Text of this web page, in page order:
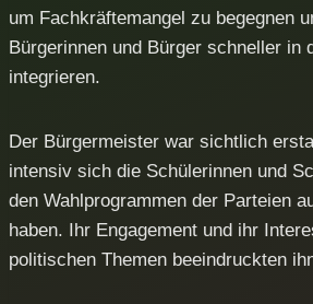
um Fachkräftemangel zu begegnen
Bürgerinnen und Bürger schneller in
integrieren.
Der Bürgermeister war sichtlich
intensiv sich die Schülerinnen und
den Wahlprogrammen der Parteien
haben. Ihr Engagement und ihr
politischen Themen beeindruckten